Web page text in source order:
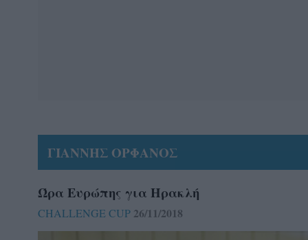
ΓΙΑΝΝΗΣ ΟΡΦΑΝΟΣ
Ώρα Ευρώπης για Ηρακλή
CHALLENGE CUP 26/11/2018